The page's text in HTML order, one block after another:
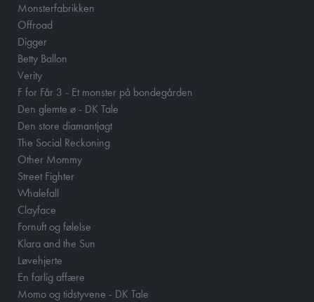
Monsterfabrikken
Offroad
Digger
Betty Ballon
Verity
F for Får 3 - Et monster på bondegården
Den glemte ø - DK Tale
Den store diamantjagt
The Social Reckoning
Other Mommy
Street Fighter
Whalefall
Clayface
Fornuft og følelse
Klara and the Sun
Løvehjerte
En farlig affære
Momo og tidstyvene - DK Tale